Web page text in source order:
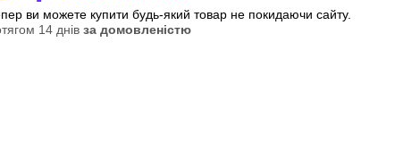
ви можете купити будь-який товар не покидаючи сайту.
14 днів за домовленістю